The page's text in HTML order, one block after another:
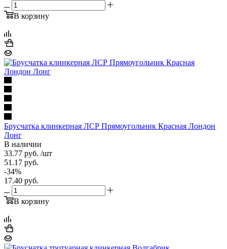
В корзину
Брусчатка клинкерная ЛСР Прямоугольник Красная Лондон
Лонг
В наличии
33.77 руб. /шт
51.17 руб.
-34%
17.40 руб.
В корзину